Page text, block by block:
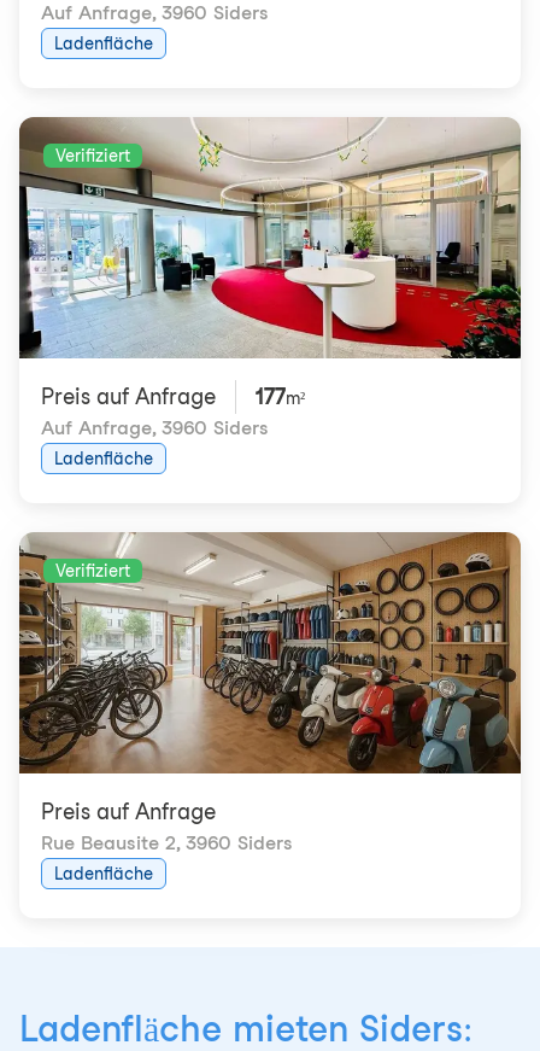
Auf Anfrage, 3960 Siders
Ladenfläche
Verifiziert
Preis auf Anfrage 177m²
Auf Anfrage, 3960 Siders
Ladenfläche
Verifiziert
Preis auf Anfrage
Rue Beausite 2, 3960 Siders
Ladenfläche
Ladenfläche mieten Siders: